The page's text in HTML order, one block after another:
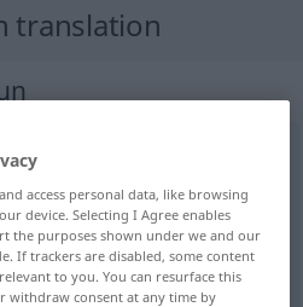
translation
the translation)
access personal data, like browsing
device. Selecting I Agree enables
the purposes shown under we and our
If trackers are disabled, some content
to you. You can resurface this
withdraw consent at any time by